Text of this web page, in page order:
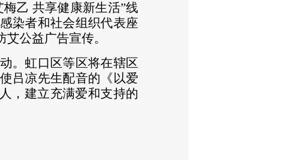
梅乙 共享健康新生活”线
染者和社会组织代表座
公益广告宣传。
。虹口区等区将在辖区
吕凉先生配音的《以爱
，建立充满爱和支持的